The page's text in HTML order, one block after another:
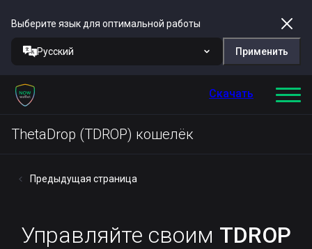
Выберите язык для оптимальной работы
Русский Применить
Скачать
ThetaDrop (TDROP) кошелёк
Предыдущая страница
Управляйте своим TDROP